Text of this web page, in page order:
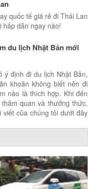
quốc tế giá rẻ đi Thái Lan
dẫn ngay nào!
du lịch Nhật Bản mới
ý định đi du lịch Nhật Bản,
khoăn không biết nên đi
nào là thích hợp. Khi đến
quan và thưởng thức.
của chúng tôi dưới đây